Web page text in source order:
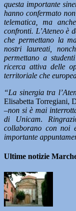
questa importante
hanno confermato
telematica, ma
confronti. L’Ateneo è
che permettano la
nostri laureati,
permettano a
ricerca attiva delle
territoriale che
“La sinergia tra
Elisabetta Torregiani,
–non si è mai
di Unicam.
collaborano con noi
importante
Ultime notizie